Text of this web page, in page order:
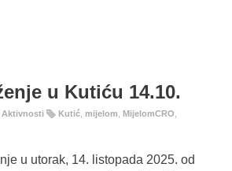
u Kutiću 14.10.
Aktivnosti Kutić mijelom MijelomCRO
u utorak, 14. listopada 2025. od